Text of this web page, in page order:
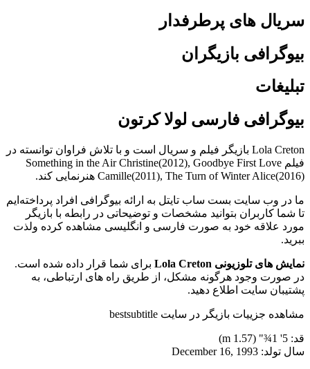
سریال های پرطرفدار
بیوگرافی بازیگران
تبلیغات
بیوگرافی فارسی لولا کرتون
Lola Creton بازیگر فیلم و سریال است و با تلاش فراوان توانسته در
فیلم Something in the Air Christine(2012), Goodbye First Love
Camille(2011), The Turn of Winter Alice(2016) هنرنمایی کند.
ما در وب سایت بست ساب تایتل به ارائه بیوگرافی افراد پرداخته‌ایم
تا شما کاربران بتوانید مشخصات و توضیحاتی در رابطه با بازیگر
مورد علاقه خود به صورت فارسی و انگلیسی مشاهده کرده ولذت
ببرید.
نمایش های تلوزیونی Lola Creton
برای شما قرار داده شده است.
در صورت وجود هرگونه مشکل، از طریق راه های ارتباطی، به
پشتیبان سایت اطلاع دهید.
مشاهده جزییات بازیگر در سایت bestsubtitle
قد: 5' 1¾" (1.57 m)
سال تولد: December 16, 1993